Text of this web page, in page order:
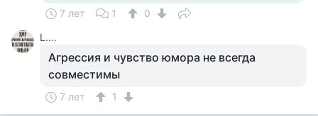
7 лет 1
0
L….
Агрессия и чувство юмора не всегда
совместимы
7 лет 1